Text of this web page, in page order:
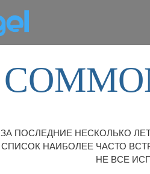
ЗА ПОСЛЕДНИЕ НЕСКОЛЬКО
СПИСОК НАИБОЛЕЕ ЧАСТО
НЕ ВСЕ